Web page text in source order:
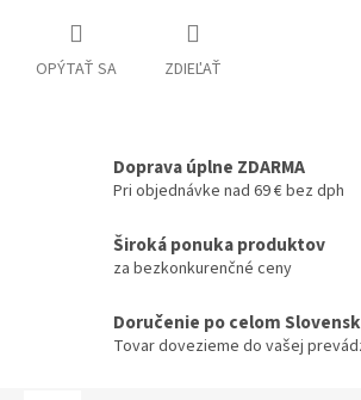
OPÝTAŤ SA ZDIEĽAŤ
Doprava úplne ZDARMA
Pri objednávke nad 69 € bez dph
Široká ponuka produktov
za bezkonkurenčné ceny
Doručenie po celom
Tovar dovezieme do vašej